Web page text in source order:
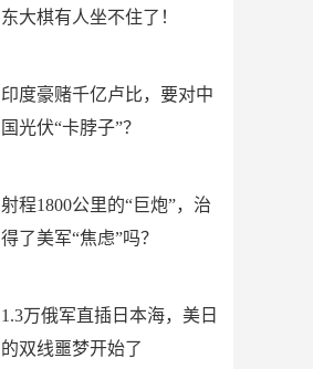
东大棋有人坐不住了！
印度豪赌千亿卢比，要对中
国光伏“卡脖子”？
射程1800公里的“巨炮”，治
得了美军“焦虑”吗？
1.3万俄军直插日本海，美日
的双线噩梦开始了